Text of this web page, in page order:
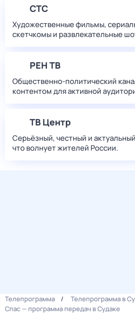
СТС
Художественные фильмы,
скетчкомы и развлекательные
РЕН ТВ
Общественно-политический
контентом для активной
ТВ Центр
Серьёзный, честный и
что волнует жителей России.
Телепрограмма
Телепрограмма в
Спас — программа передач в Судаке